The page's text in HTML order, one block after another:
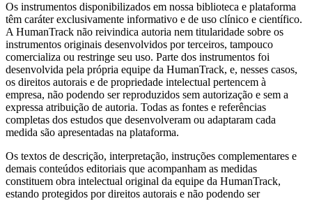
Os instrumentos disponibilizados em nossa biblioteca e plataforma
têm caráter exclusivamente informativo e de uso clínico e científico.
A HumanTrack não reivindica autoria nem titularidade sobre os
instrumentos originais desenvolvidos por terceiros, tampouco
comercializa ou restringe seu uso. Parte dos instrumentos foi
desenvolvida pela própria equipe da HumanTrack, e, nesses casos,
os direitos autorais e de propriedade intelectual pertencem à
empresa, não podendo ser reproduzidos sem autorização e sem a
expressa atribuição de autoria. Todas as fontes e referências
completas dos estudos que desenvolveram ou adaptaram cada
medida são apresentadas na plataforma.
Os textos de descrição, interpretação, instruções complementares e
demais conteúdos editoriais que acompanham as medidas
constituem obra intelectual original da equipe da HumanTrack,
estando protegidos por direitos autorais e não podendo ser